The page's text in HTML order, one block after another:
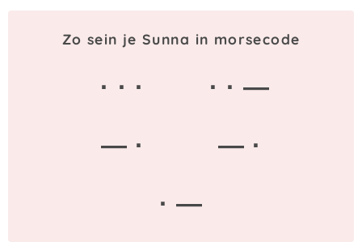
Zo sein je Sunna in morsecode
· · ·
· · —
— ·
— ·
· —